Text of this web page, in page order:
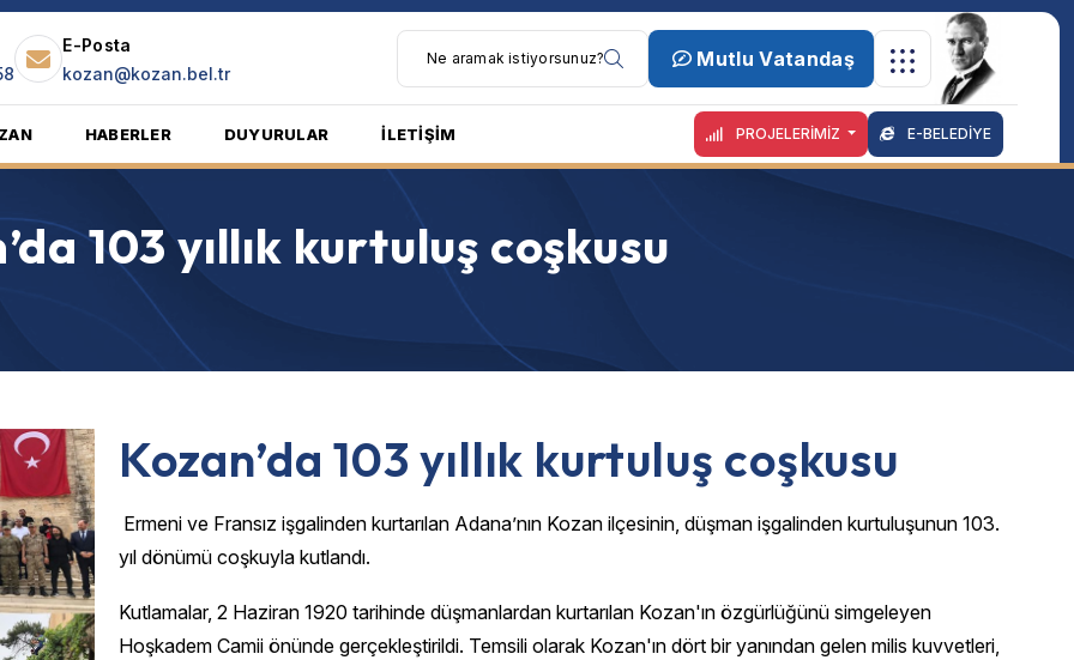
E-Posta
kozan@kozan.bel.tr
Mutlu Vatandaş
HABERLER DUYURULAR İLETİŞİM PROJELERİMİZ E-BELEDİYE
103 yıllık kurtuluş coşkusu
Kozan’da 103 yıllık kurtuluş coşkusu
Ermeni ve Fransız işgalinden kurtarılan Adana’nın Kozan ilçesinin, düşman işgalinden kurtuluşunun 103.
yıl dönümü coşkuyla kutlandı.
Kutlamalar, 2 Haziran 1920 tarihinde düşmanlardan kurtarılan Kozan'ın özgürlüğünü simgeleyen
Hoşkadem Camii önünde gerçekleştirildi. Temsili olarak Kozan'ın dört bir yanından gelen milis kuvvetleri,